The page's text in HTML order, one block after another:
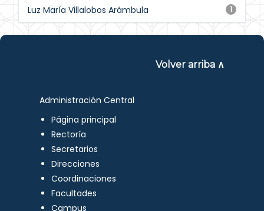
1
Luz María Villalobos Arámbula
Volver arriba ∧
Administración Central
Página principal
Rectoría
Secretarios
Direcciones
Coordinaciones
Facultades
Campus